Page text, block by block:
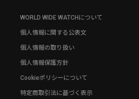
WORLD WIDE WATCHについて
個人情報に関する公表文
個人情報の取り扱い
個人情報保護方針
Cookieポリシーについて
特定商取引法に基づく表示